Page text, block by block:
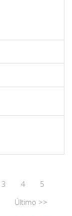
3 4
5
Último >>